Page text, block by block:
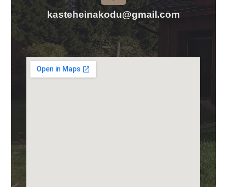
kasteheinakodu@gmail.com